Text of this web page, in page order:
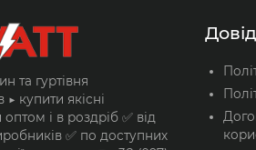
та гуртівня
▶️ купити якісні
і в роздріб ✅ від
✅ по доступних